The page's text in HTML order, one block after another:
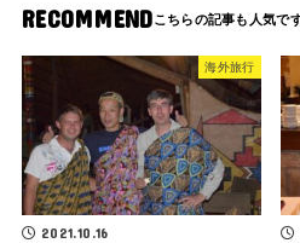
RECOMMEND
海外旅行
2021.10.16